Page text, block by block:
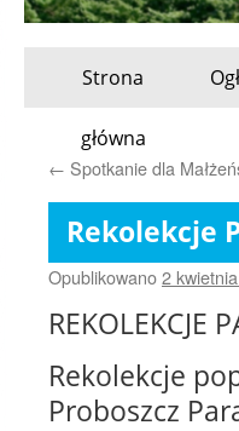
Przeskocz
treści
Strona
główna
← Spotkanie dla
Rekolekcje
Opublikowano2
REKOLEKCJE
Rekolekcje
Proboszcz